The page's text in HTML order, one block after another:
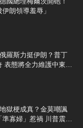
朗領導羞辱」
羅斯力挺伊朗？普丁
獄梗成真？金莫嘲諷
婦」惹禍 川普震怒